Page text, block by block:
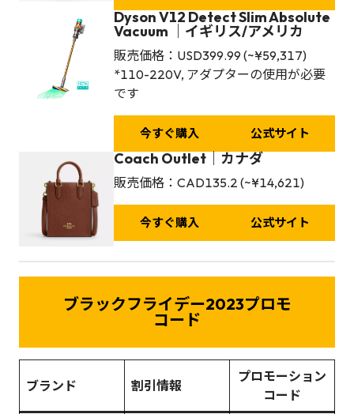
Dyson V12 Detect Slim Absolute
Vacuum ｜イギリス/アメリカ
販売価格：USD399.99 (~¥59,317)
*110-220V, アダプターの使用が必要
です
今すぐ購入 公式サイト
Coach Outlet｜カナダ
販売価格：CAD135.2 (~¥14,621)
今すぐ購入 公式サイト
ブラックフライデー2023プロモ
コード
ブランド 割引情報
プロモーション
コード